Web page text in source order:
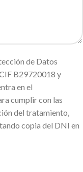
de Datos
B29720018 y
en el
cumplir con las
del tratamiento,
copia del DNI en